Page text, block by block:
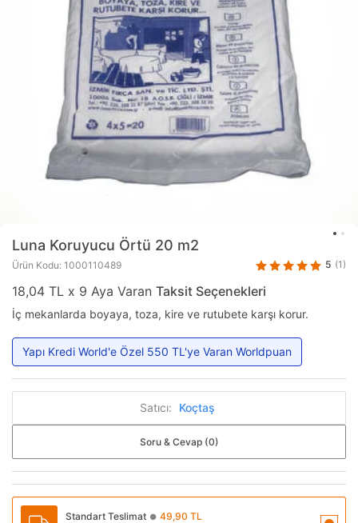
Luna Koruyucu Örtü 20 m2
Ürün Kodu: 1000110489 5 (1)
18,04 TL x 9 Aya Varan Taksit Seçenekleri
İç mekanlarda boyaya, toza, kire ve rutubete karşı korur.
Yapı Kredi World'e Özel 550 TL'ye Varan Worldpuan
Satıcı: Koçtaş
Soru & Cevap (0)
Standart Teslimat ● 49,90 TL